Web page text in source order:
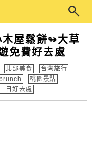
木屋鬆餅↬大草
免費好去處
北部美食
台灣旅行
桃園景點
日好去處